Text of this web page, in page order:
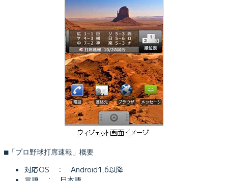
■「プロ野球打席速報」概要
対応OS ： Android1.6以降